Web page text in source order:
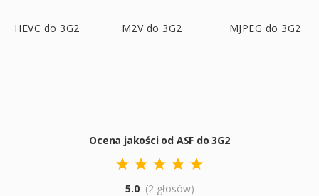
HEVC do 3G2 M2V do 3G2 MJPEG do 3G2
Ocena jakości od ASF do 3G2
5.0 (2 głosów)